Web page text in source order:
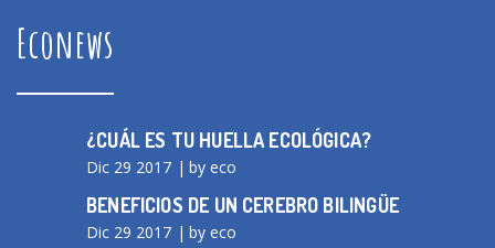
Econews
¿CUÁL ES TU HUELLA ECOLÓGICA?
Dic 29 2017 by eco
BENEFICIOS DE UN CEREBRO BILINGÜE
Dic 29 2017 by eco